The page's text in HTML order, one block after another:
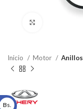
Inicio Motor Anillos
Bs.